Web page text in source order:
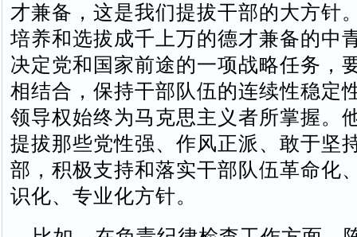
才兼备，这是我们提拔干部的大方针
培养和选拔成千上万的德才兼备的中
决定党和国家前途的一项战略任务，
相结合，保持干部队伍的连续性稳定
领导权始终为马克思主义者所掌握。
提拔那些党性强、作风正派、敢于坚
部，积极支持和落实干部队伍革命化
识化、专业化方针。